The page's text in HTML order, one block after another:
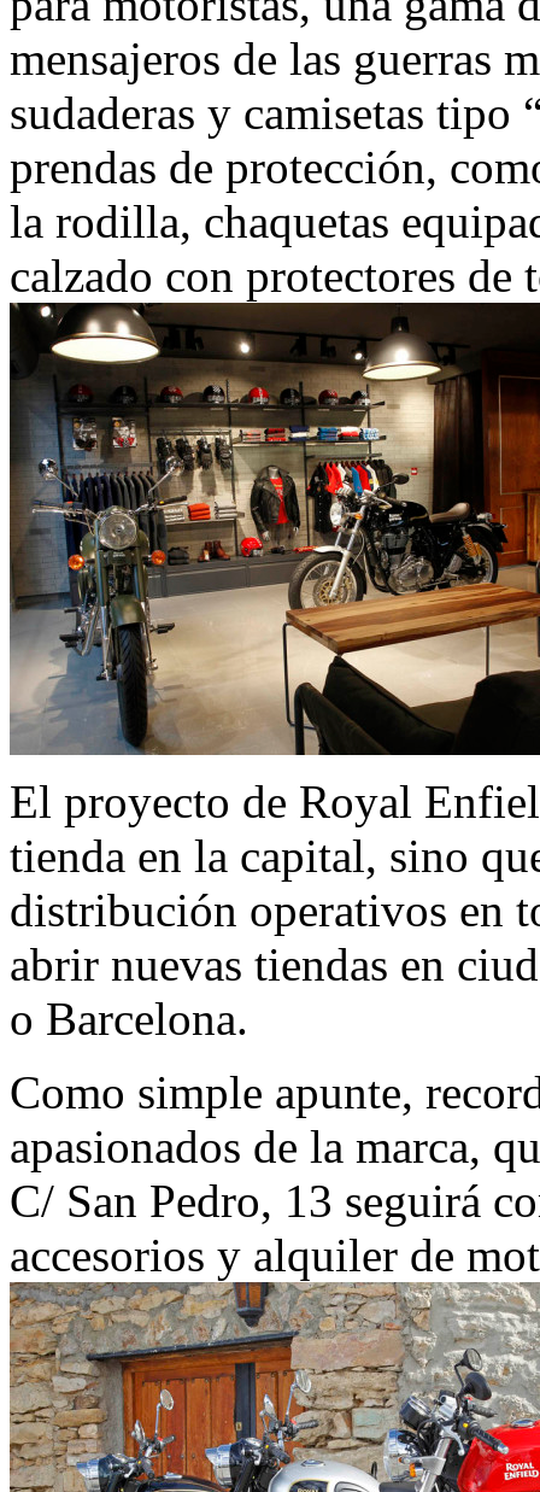
mensajeros de las guerras
sudaderas y camisetas tipo
prendas de protección,
la rodilla, chaquetas
calzado con protectores de
El proyecto de Royal
tienda en la capital, sino
distribución operativos en
abrir nuevas tiendas en
o Barcelona.
Como simple apunte,
apasionados de la marca,
C/ San Pedro, 13 seguirá
accesorios y alquiler de